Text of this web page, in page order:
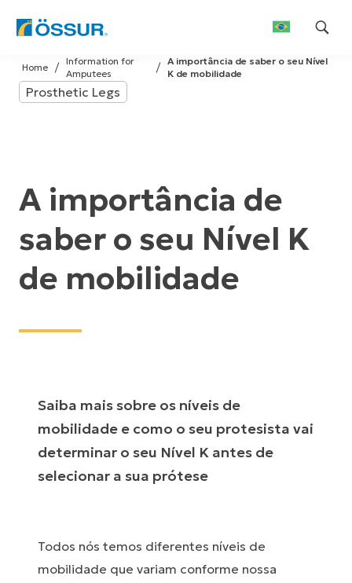
Skip
to
content
A importância de saber o seu Nível
K de mobilidade
Information for
Amputees
Home
Prosthetic Legs
A importância de
saber o seu Nível K
de mobilidade
Saiba mais sobre os níveis de
mobilidade e como o seu protesista vai
determinar o seu Nível K antes de
selecionar a sua prótese
Todos nós temos diferentes níveis de
mobilidade que variam conforme nossa